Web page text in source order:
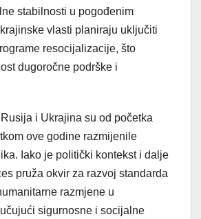
stabilnosti u pogođenim
vlasti planiraju uključiti
resocijalizacije, što
dugoročne podrške i
i Ukrajina su od početka
ove godine razmijenile
Iako je politički kontekst i dalje
pruža okvir za razvoj standarda
razmjene u
sigurnosne i socijalne